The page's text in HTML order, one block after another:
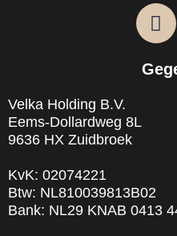
F
a
e
Velka Holding B.V.
Eems-Dollardweg 8L
9636 HX Zuidbroek
KvK: 02074221
Btw: NL810039813B02
Bank: NL29 KNAB 0413